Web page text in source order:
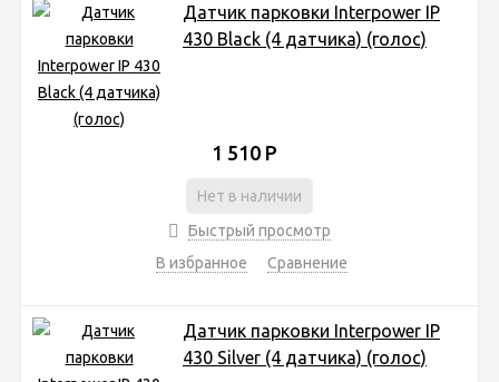
Датчик парковки Interpower IP
430 Black (4 датчика) (голос)
1 510 Р
Нет в наличии
Быстрый просмотр
В избранное
Сравнение
Датчик парковки Interpower IP
430 Silver (4 датчика) (голос)